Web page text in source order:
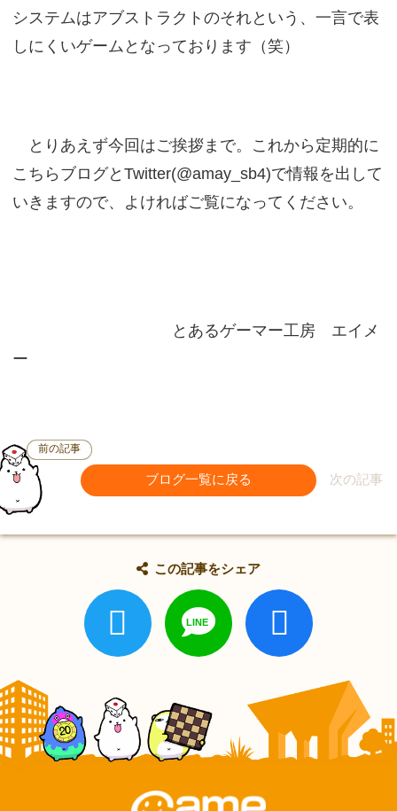
システムはアブストラクトのそれという、一言で表
しにくいゲームとなっております（笑）
とりあえず今回はご挨拶まで。これから定期的に
こちらブログとTwitter(@amay_sb4)で情報を出して
いきますので、よければご覧になってください。
とあるゲーマー工房 エイメ
ー
前の記事
ブログ一覧に戻る 次の記事
この記事をシェア